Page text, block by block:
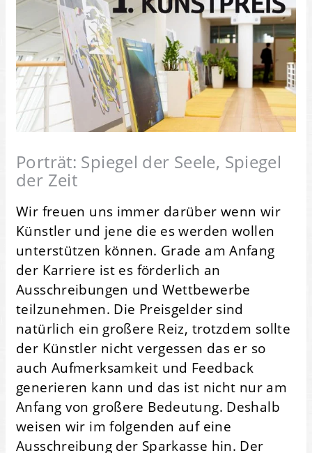
Porträt: Spiegel der Seele, Spiegel
der Zeit
Wir freuen uns immer darüber wenn wir
Künstler und jene die es werden wollen
unterstützen können. Grade am Anfang
der Karriere ist es förderlich an
Ausschreibungen und Wettbewerbe
teilzunehmen. Die Preisgelder sind
natürlich ein großere Reiz, trotzdem sollte
der Künstler nicht vergessen das er so
auch Aufmerksamkeit und Feedback
generieren kann und das ist nicht nur am
Anfang von großere Bedeutung. Deshalb
weisen wir im folgenden auf eine
Ausschreibung der Sparkasse hin. Der